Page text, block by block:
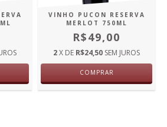
VINHO PUCON RESERVA
MERLOT 750ML
R$49,00
2X DE R$24,50 SEM JUROS
COMPRAR